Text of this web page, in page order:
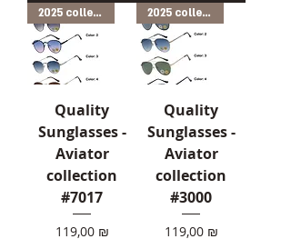
2025 collection
Quality
Sunglasses -
Aviator
collection
#7017
Цена
119,00 ₪
2025 collection
Quality
Sunglasses -
Aviator
collection
#3000
Цена
119,00 ₪